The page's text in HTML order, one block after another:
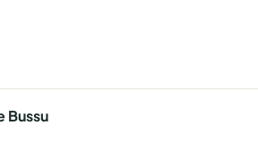
Bussu